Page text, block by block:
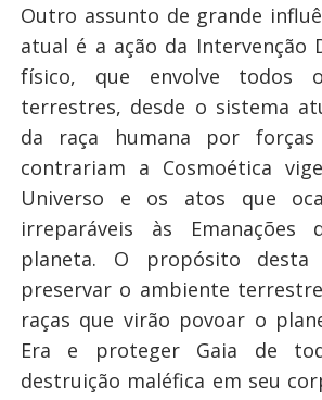
Outro assunto de grande
atual é a ação da Intervenção
físico, que envolve todos
terrestres, desde o sistema
da raça humana por forças
contrariam a Cosmoética
Universo e os atos que
irreparáveis às Emanações
planeta. O propósito desta
preservar o ambiente
raças que virão povoar o
Era e proteger Gaia de
destruição maléfica em seu